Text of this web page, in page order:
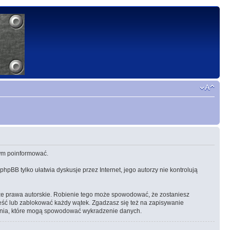
poinformować.
tylko ułatwia dyskusje przez Internet, jego autorzy nie kontrolują
prawa autorskie. Robienie tego może spowodować, że zostaniesz
lub zablokować każdy wątek. Zgadzasz się też na zapisywanie
które mogą spowodować wykradzenie danych.